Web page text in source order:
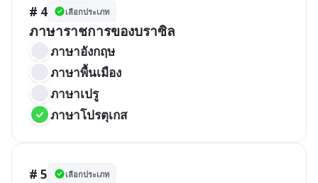
# 4 เลือกประเภท
ภาษาราชการของบราซิล
ภาษาอังกฤษ
ภาษาพื้นเมือง
ภาษาเปรู
ภาษาโปรตุเกส
# 5 เลือกประเภท